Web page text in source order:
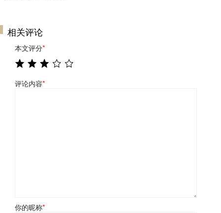
相关评论
本文评分*
评论内容*
你的昵称*